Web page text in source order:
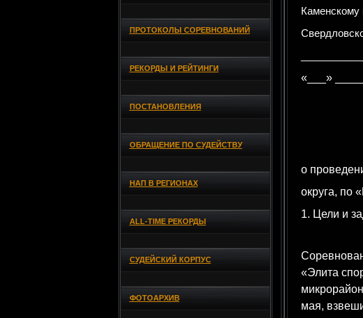
ПРОТОКОЛЫ СОРЕВНОВАНИЙ
РЕКОРДЫ И РЕЙТИНГИ
ПОСТАНОВЛЕНИЯ
ОБРАЩЕНИЕ ПО СУДЕЙСТВУ
НАП В РЕГИОНАХ
ALL-TIME РЕКОРДЫ
СУДЕЙСКИЙ КОРПУС
ФОТОАРХИВ
Каменскому
«___»
о
округа,
1. Цели и
«Элита
мая,